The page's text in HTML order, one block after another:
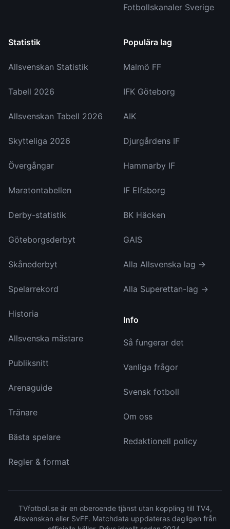
Fotbollskanaler Sverige
Statistik
Allsvenskan Statistik
Tabell 2026
Allsvenskan Tabell 2026
Skytteliga 2026
Övergångar
Maratontabellen
Derby-statistik
Göteborgsderbyt
Skånederbyt
Spelarrekord
Historia
Allsvenska mästare
Publiksnitt
Arenaguide
Tränare
Bästa spelare
Regler & format
Populära lag
Malmö FF
IFK Göteborg
AIK
Djurgårdens IF
Hammarby IF
IF Elfsborg
BK Häcken
GAIS
Alla Allsvenska lag →
Alla Superettan-lag →
Info
Så fungerar det
Vanliga frågor
Svensk fotboll
Om oss
Redaktionell policy
TVfotboll.se är en oberoende tjänst utan koppling till TV4,
Allsvenskan eller SvFF. Matchdata uppdateras dagligen från